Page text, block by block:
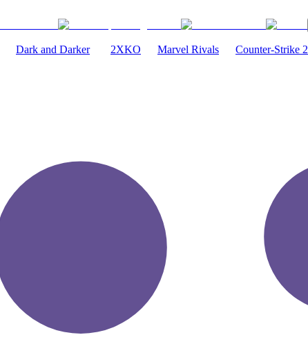
Dark and Darker 2XKO Marvel Rivals Counter-Strike 2